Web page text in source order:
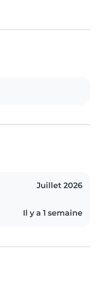
Juillet 2026
Il y a 1 semaine